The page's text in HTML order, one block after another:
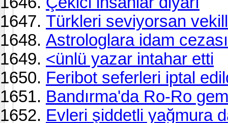
Türkleri seviyorsan
Astrologlara idam cezası
<ünlü yazar intahar etti
Feribot seferleri iptal
Bandırma'da Ro-Ro
Evleri şiddetli yağmura